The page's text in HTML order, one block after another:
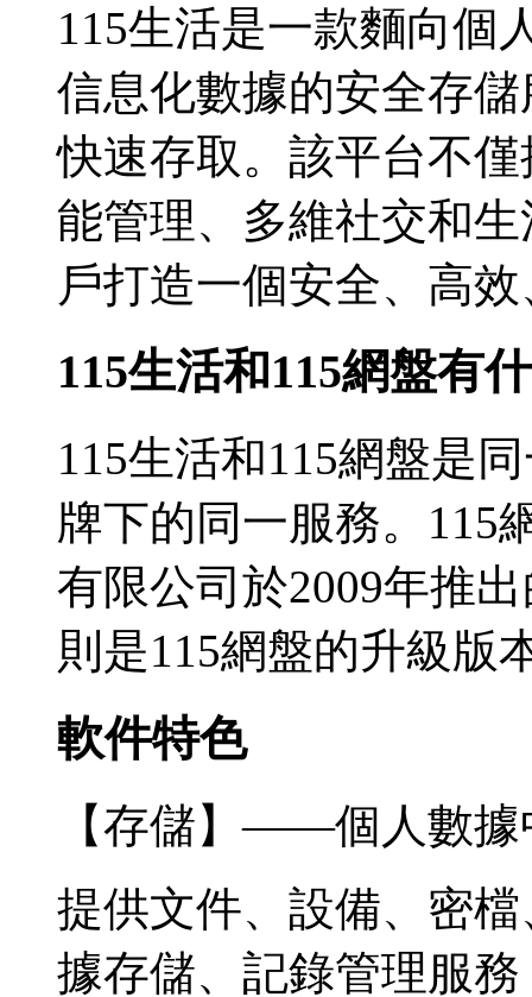
115生活是一款麵向個
信息化數據的安全存
快速存取。該平台不
能管理、多維社交和
戶打造一個安全、高
115生活和115網盤有
115生活和115網盤是
牌下的同一服務。115
有限公司於2009年推
則是115網盤的升級版
軟件特色
【存儲】——個人數據
提供文件、設備、密
據存儲、記錄管理服